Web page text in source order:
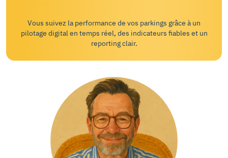
Vous suivez la performance de vos parkings grâce à un
pilotage digital en temps réel, des indicateurs fiables et un
reporting clair.